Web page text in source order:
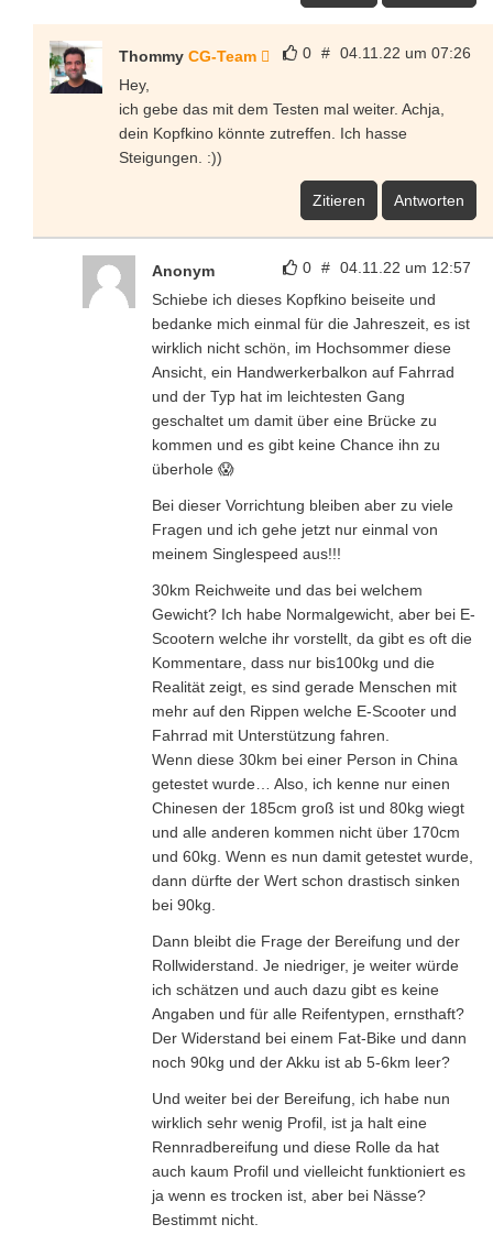
0 # 04.11.22 um 07:26
Thommy CG-Team
Hey,
ich gebe das mit dem Testen mal weiter. Achja,
dein Kopfkino könnte zutreffen. Ich hasse
Steigungen. :))
Zitieren Antworten
0 # 04.11.22 um 12:57
Anonym
Schiebe ich dieses Kopfkino beiseite und
bedanke mich einmal für die Jahreszeit, es ist
wirklich nicht schön, im Hochsommer diese
Ansicht, ein Handwerkerbalkon auf Fahrrad
und der Typ hat im leichtesten Gang
geschaltet um damit über eine Brücke zu
kommen und es gibt keine Chance ihn zu
überhole 😱
Bei dieser Vorrichtung bleiben aber zu viele
Fragen und ich gehe jetzt nur einmal von
meinem Singlespeed aus!!!
30km Reichweite und das bei welchem
Gewicht? Ich habe Normalgewicht, aber bei E-
Scootern welche ihr vorstellt, da gibt es oft die
Kommentare, dass nur bis100kg und die
Realität zeigt, es sind gerade Menschen mit
mehr auf den Rippen welche E-Scooter und
Fahrrad mit Unterstützung fahren.
Wenn diese 30km bei einer Person in China
getestet wurde… Also, ich kenne nur einen
Chinesen der 185cm groß ist und 80kg wiegt
und alle anderen kommen nicht über 170cm
und 60kg. Wenn es nun damit getestet wurde,
dann dürfte der Wert schon drastisch sinken
bei 90kg.
Dann bleibt die Frage der Bereifung und der
Rollwiderstand. Je niedriger, je weiter würde
ich schätzen und auch dazu gibt es keine
Angaben und für alle Reifentypen, ernsthaft?
Der Widerstand bei einem Fat-Bike und dann
noch 90kg und der Akku ist ab 5-6km leer?
Und weiter bei der Bereifung, ich habe nun
wirklich sehr wenig Profil, ist ja halt eine
Rennradbereifung und diese Rolle da hat
auch kaum Profil und vielleicht funktioniert es
ja wenn es trocken ist, aber bei Nässe?
Bestimmt nicht.